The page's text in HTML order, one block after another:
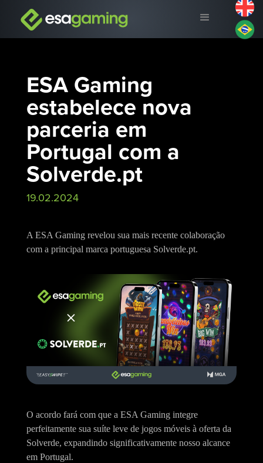
ESA Gaming
estabelece nova
parceria em
Portugal com a
Solverde.pt
19.02.2024
A ESA Gaming revelou sua mais recente colaboração
com a principal marca portuguesa Solverde.pt.
O acordo fará com que a ESA Gaming integre
perfeitamente sua suíte leve de jogos móveis à oferta da
Solverde, expandindo significativamente nosso alcance
em Portugal.